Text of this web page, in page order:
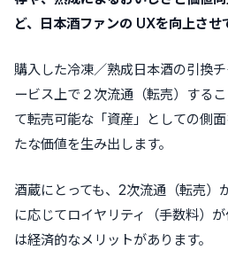
ど、⽇本酒ファンの UXを向上させ
購入した冷凍／熟成日本酒の引換
ービス上で２次流通（転売）する
て転売可能な「資産」としての側
たな価値を生み出します。
酒蔵にとっても、2次流通（転売）
に応じてロイヤリティ（手数料）
は経済的なメリットがあります。